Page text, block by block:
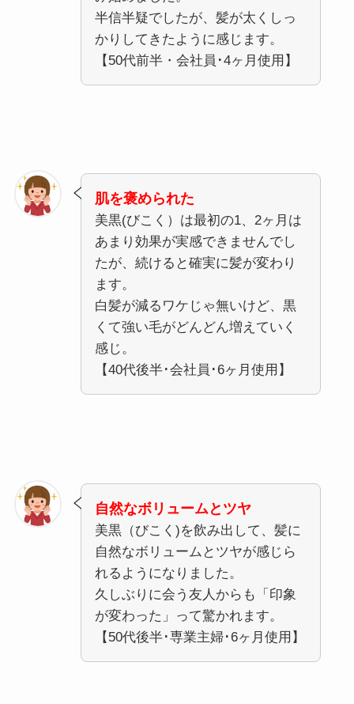
半信半疑でしたが、髪が太くしっ
かりしてきたように感じます。
【50代前半・会社員･4ヶ月使用】
肌を褒められた
美黒(びこく）は最初の1、2ヶ月は
あまり効果が実感できませんでし
たが、続けると確実に髪が変わり
ます。
白髪が減るワケじゃ無いけど、黒
くて強い毛がどんどん増えていく
感じ。
【40代後半･会社員･6ヶ月使用】
自然なボリュームとツヤ
美黒（びこく)を飲み出して、髪に
自然なボリュームとツヤが感じら
れるようになりました。
久しぶりに会う友人からも「印象
が変わった」って驚かれます。
【50代後半･専業主婦･6ヶ月使用】